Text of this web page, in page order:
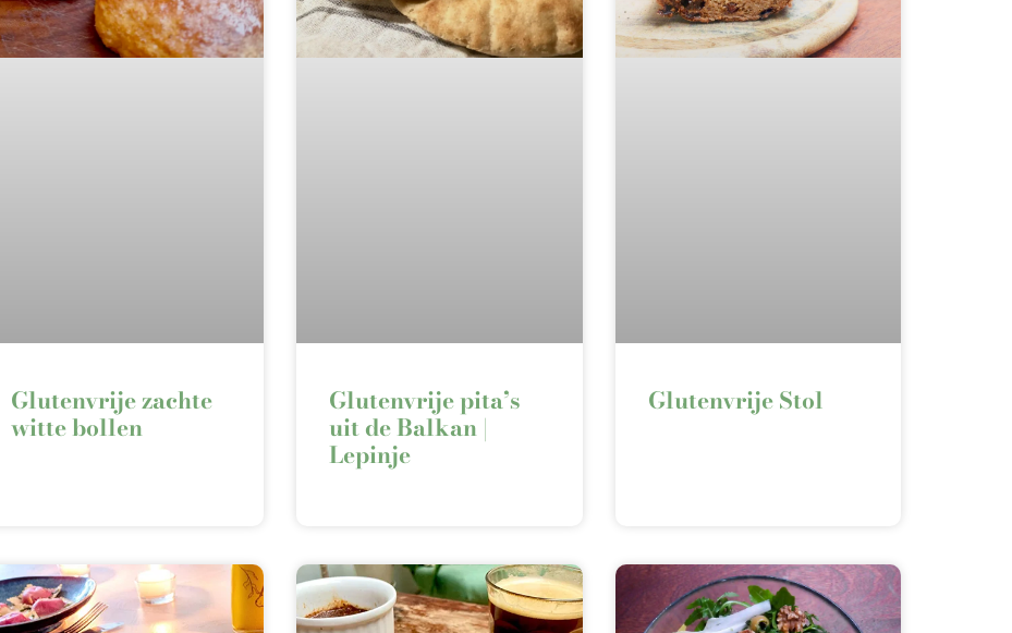
Glutenvrije zachte
witte bollen
Glutenvrije pita’s
uit de Balkan |
Lepinje
Glutenvrije Stol